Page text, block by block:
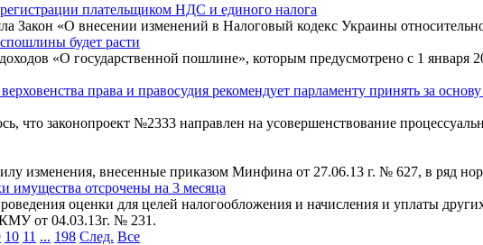
плательщиком НДС и единого налога
Закон «О внесении изменений в Налоговый кодекс Украины
будет расти
«О государственной пошлине», которым предусмотрено с 1
права и правосудия рекомендует парламенту принять за
что законопроект №2333 направлен на усовершенствование
изменения, внесенные приказом Минфина от 27.06.13 г. № 627, в ряд
имущества отсрочены на 3 месяца
оценки для целей налогообложения и начисления и уплаты
от 04.03.13г. № 231.
10 11 ... 198 След. Все